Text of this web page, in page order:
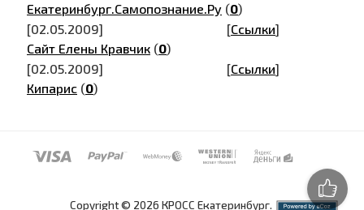
Екатеринбург.Самопознание.Ру (0)
[02.05.2009]
[Ссылки]
Сайт Елены Кравчик (0)
[02.05.2009]
[Ссылки]
Кипарис (0)
Copyright © 2026 КРОСС Екатеринбург.